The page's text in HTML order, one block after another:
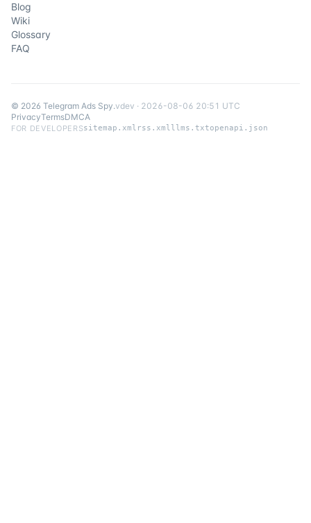
Blog
Wiki
Glossary
FAQ
© 2026 Telegram Ads Spy.vdev · 2026-08-06 20:51 UTC
PrivacyTermsDMCA
FOR DEVELOPERSsitemap.xml rss.xmlllms.txtopenapi.json